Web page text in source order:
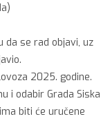
da se rad objavi, uz
2025. godine.
i odabir Grada Siska
biti će uručene